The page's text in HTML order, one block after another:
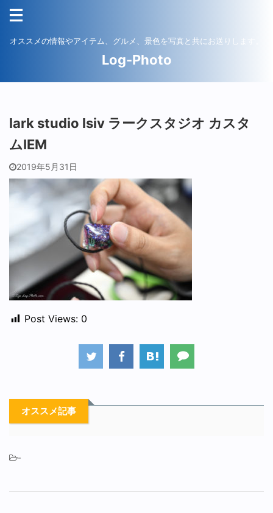
オススメの情報やアイテム、グルメ、景色を写真と共にお送りします。
Log-Photo
lark studio lsiv ラークスタジオ カスタ
ムIEM
2019年5月31日
Post Views: 0
オススメ記事
-